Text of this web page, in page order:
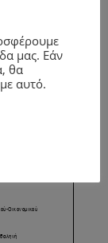
μας. Εάν
θα
αυτό.